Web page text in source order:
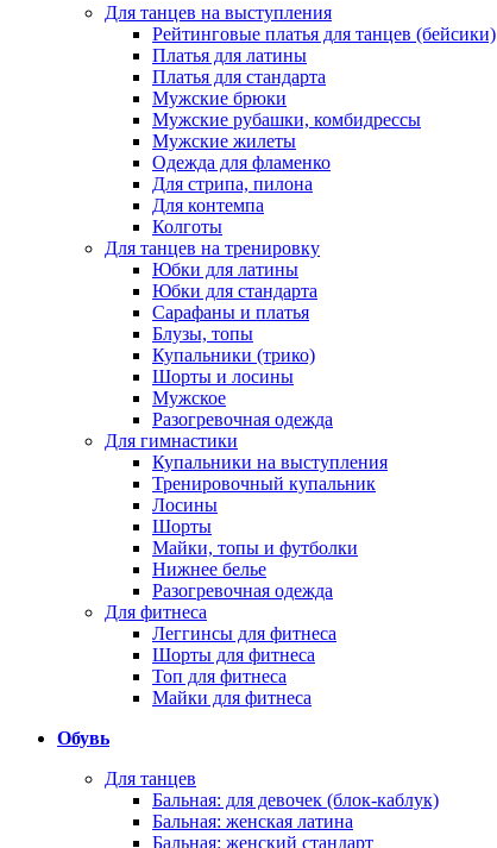
Для танцев на выступления
Рейтинговые платья для танцев (бейсики)
Платья для латины
Платья для стандарта
Мужские брюки
Мужские рубашки, комбидрессы
Мужские жилеты
Одежда для фламенко
Для стрипа, пилона
Для контемпа
Колготы
Для танцев на тренировку
Юбки для латины
Юбки для стандарта
Сарафаны и платья
Блузы, топы
Купальники (трико)
Шорты и лосины
Мужское
Разогревочная одежда
Для гимнастики
Купальники на выступления
Тренировочный купальник
Лосины
Шорты
Майки, топы и футболки
Нижнее белье
Разогревочная одежда
Для фитнеса
Леггинсы для фитнеса
Шорты для фитнеса
Топ для фитнеса
Майки для фитнеса
Обувь
Для танцев
Бальная: для девочек (блок-каблук)
Бальная: женская латина
Бальная: женский стандарт